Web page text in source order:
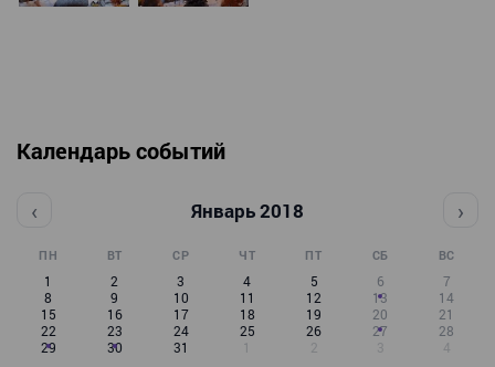
Календарь событий
‹ Январь 2018 ›
ПН ВТ СР ЧТ ПТ СБ ВС
1 2 3 4 5 6
7
8
9 10 11 12 13
14
15
16 17 18 19 20
21
22
23 24 25 26 27
28
29
30 31 1 2 3 4